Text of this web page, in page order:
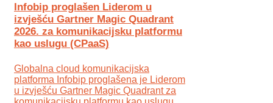
Infobip proglašen Liderom u
izvješću Gartner Magic Quadrant
2026. za komunikacijsku platformu
kao uslugu (CPaaS)
Globalna cloud komunikacijska
platforma Infobip proglašena je Liderom
u izvješću Gartner Magic Quadrant za